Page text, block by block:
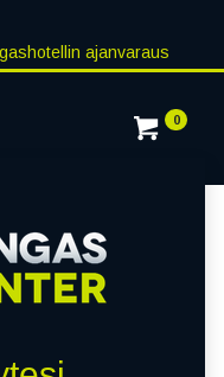
ajanvaraus
0